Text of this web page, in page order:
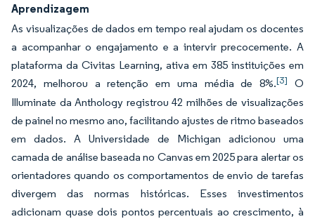
Aprendizagem
As visualizações de dados em tempo real ajudam os docentes
a acompanhar o engajamento e a intervir precocemente. A
plataforma da Civitas Learning, ativa em 385 instituições em
2024, melhorou a retenção em uma média de 8%.[3]
O
Illuminate da Anthology registrou 42 milhões de visualizações
de painel no mesmo ano, facilitando ajustes de ritmo baseados
em dados. A Universidade de Michigan adicionou uma
camada de análise baseada no Canvas em 2025 para alertar os
orientadores quando os comportamentos de envio de tarefas
divergem das normas históricas. Esses investimentos
adicionam quase dois pontos percentuais ao crescimento, à